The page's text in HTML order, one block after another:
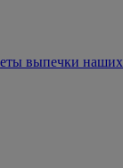
выпечки наших